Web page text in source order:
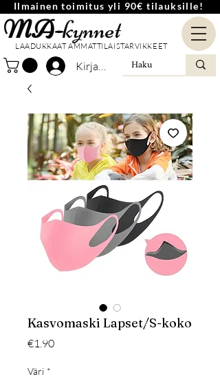
Ilmainen toimitus yli 90€ tilauksille!
MA-kynnet
LAADUKKAAT AMMATTILAISTARVIKKEET
Kirjaudu
Kasvomaski Lapset/S-koko
€1.90Hinta
Väri *